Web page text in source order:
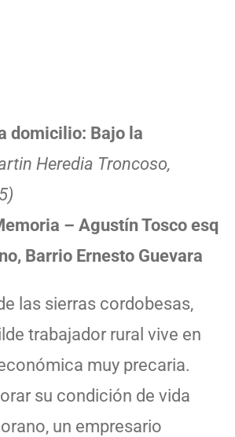
domicilio: Bajo la
Heredia Troncoso,
– Agustín Tosco esq
Barrio Ernesto Guevara
las sierras cordobesas,
trabajador rural vive en
muy precaria.
su condición de vida
un empresario